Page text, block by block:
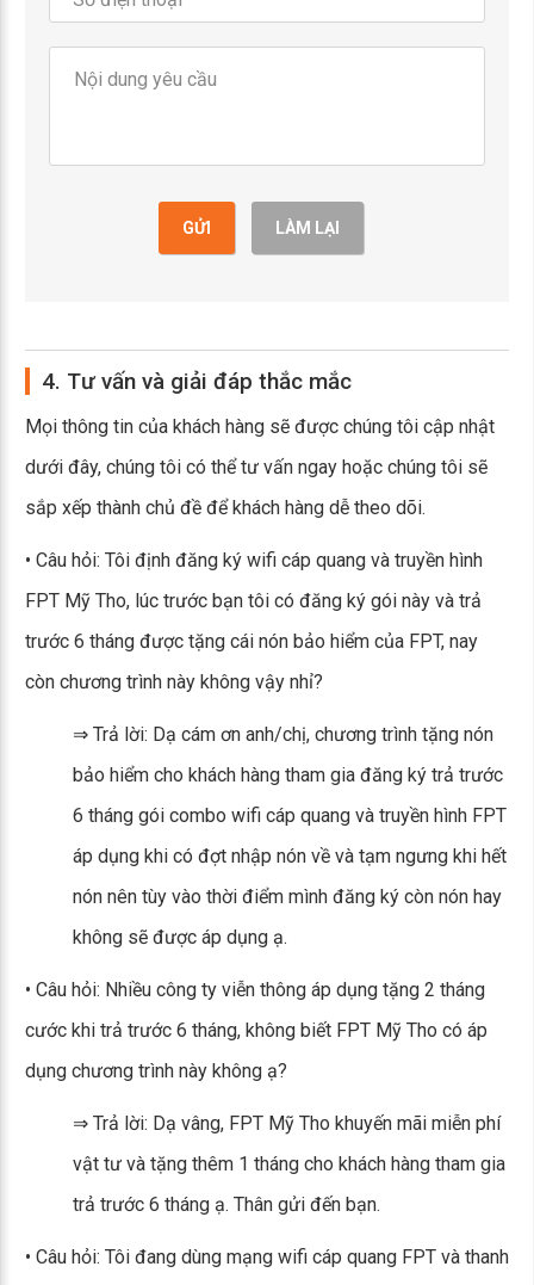
GỬI LÀM LẠI
4. Tư vấn và giải đáp thắc mắc
Mọi thông tin của khách hàng sẽ được chúng tôi cập nhật
dưới đây, chúng tôi có thể tư vấn ngay hoặc chúng tôi sẽ
sắp xếp thành chủ đề để khách hàng dễ theo dõi.
• Câu hỏi: Tôi định đăng ký wifi cáp quang và truyền hình
FPT Mỹ Tho, lúc trước bạn tôi có đăng ký gói này và trả
trước 6 tháng được tặng cái nón bảo hiểm của FPT, nay
còn chương trình này không vậy nhỉ?
⇒ Trả lời: Dạ cám ơn anh/chị, chương trình tặng nón
bảo hiểm cho khách hàng tham gia đăng ký trả trước
6 tháng gói combo wifi cáp quang và truyền hình FPT
áp dụng khi có đợt nhập nón về và tạm ngưng khi hết
nón nên tùy vào thời điểm mình đăng ký còn nón hay
không sẽ được áp dụng ạ.
• Câu hỏi: Nhiều công ty viễn thông áp dụng tặng 2 tháng
cước khi trả trước 6 tháng, không biết FPT Mỹ Tho có áp
dụng chương trình này không ạ?
⇒ Trả lời: Dạ vâng, FPT Mỹ Tho khuyến mãi miễn phí
vật tư và tặng thêm 1 tháng cho khách hàng tham gia
trả trước 6 tháng ạ. Thân gửi đến bạn.
• Câu hỏi: Tôi đang dùng mạng wifi cáp quang FPT và thanh